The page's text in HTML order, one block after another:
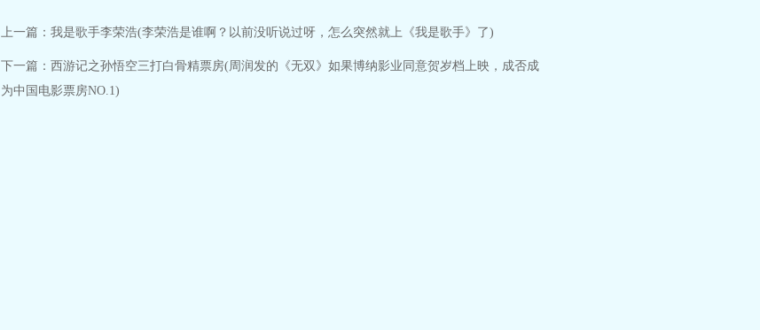
上一篇： 我是歌手李荣浩(李荣浩是谁啊？以前没听说过呀，怎么突然就上《我是歌手》了)
下一篇： 西游记之孙悟空三打白骨精票房(周润发的《无双》如果博纳影业同意贺岁档上映，成否成
为中国电影票房NO.1)